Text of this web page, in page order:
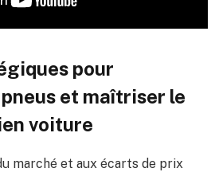
pour
et maîtriser le
voiture
marché et aux écarts de prix